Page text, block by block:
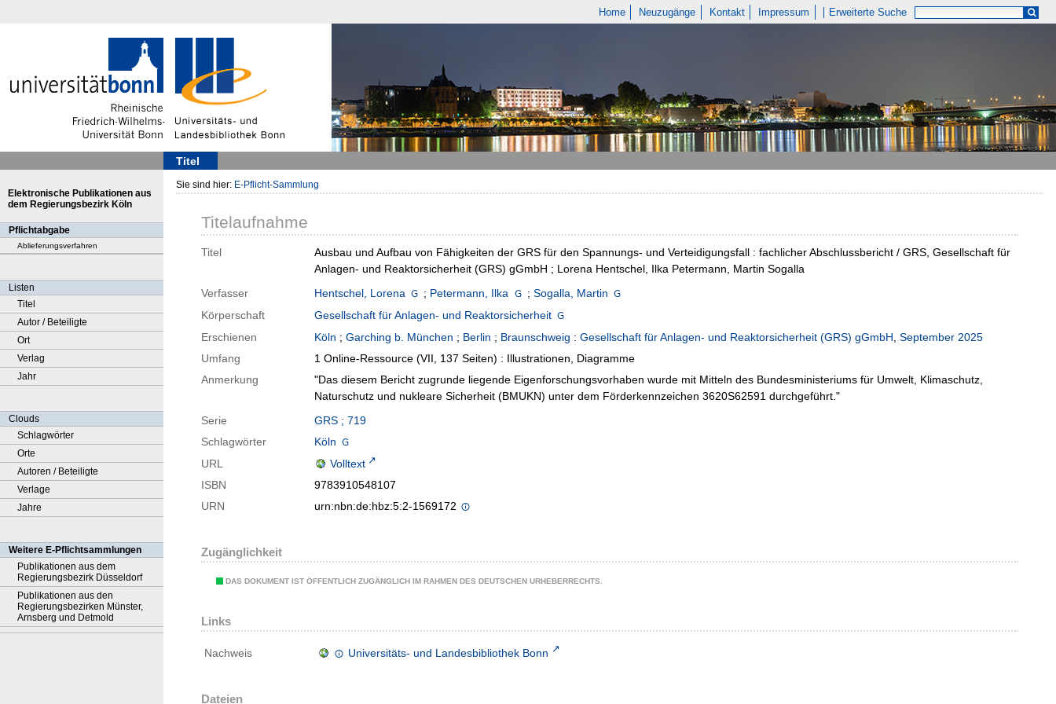
Home Neuzugänge Kontakt Impressum Erweiterte Suche
Titel
Elektronische Publikationen aus
dem Regierungsbezirk Köln
Pflichtabgabe
Ablieferungsverfahren
Listen
Titel
Autor / Beteiligte
Ort
Verlag
Jahr
Clouds
Schlagwörter
Orte
Autoren / Beteiligte
Verlage
Jahre
Weitere E-Pflichtsammlungen
Publikationen aus dem
Regierungsbezirk Düsseldorf
Publikationen aus den
Regierungsbezirken Münster,
Arnsberg und Detmold
Sie sind hier: E-Pflicht-Sammlung
Titelaufnahme
Titel
Ausbau und Aufbau von Fähigkeiten der GRS für den Spannungs- und Verteidigungsfall : fachlicher Abschlussbericht / GRS, Gesellschaft für
Anlagen- und Reaktorsicherheit (GRS) gGmbH ; Lorena Hentschel, Ilka Petermann, Martin Sogalla
Verfasser
Hentschel, Lorena ; Petermann, Ilka ; Sogalla, Martin
Körperschaft
Gesellschaft für Anlagen- und Reaktorsicherheit
Erschienen
Köln ; Garching b. München ; Berlin ; Braunschweig : Gesellschaft für Anlagen- und Reaktorsicherheit (GRS) gGmbH, September 2025
Umfang
1 Online-Ressource (VII, 137 Seiten) : Illustrationen, Diagramme
Anmerkung
"Das diesem Bericht zugrunde liegende Eigenforschungsvorhaben wurde mit Mitteln des Bundesministeriums für Umwelt, Klimaschutz,
Naturschutz und nukleare Sicherheit (BMUKN) unter dem Förderkennzeichen 3620S62591 durchgeführt."
Serie
GRS ; 719
Schlagwörter
Köln
URL
Volltext
ISBN
9783910548107
URN
urn:nbn:de:hbz:5:2-1569172
Zugänglichkeit
DAS DOKUMENT IST ÖFFENTLICH ZUGÄNGLICH IM RAHMEN DES DEUTSCHEN URHEBERRECHTS.
Links
Nachweis Universitäts- und Landesbibliothek Bonn
Dateien